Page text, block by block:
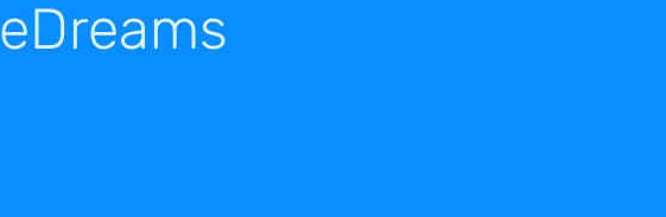
eDreams